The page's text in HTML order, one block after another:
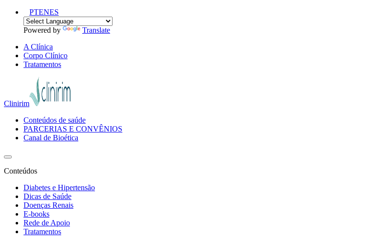
PTENES
Powered by
Translate
A Clínica
Corpo Clínico
Tratamentos
Clinirim
Conteúdos de saúde
PARCERIAS E CONVÊNIOS
Canal de Bioética
Conteúdos
Diabetes e Hipertensão
Dicas de Saúde
Doenças Renais
E-books
Rede de Apoio
Tratamentos